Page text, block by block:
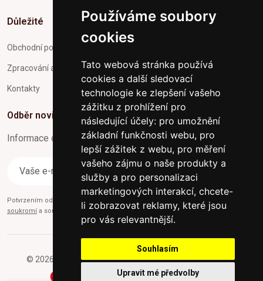
Používáme soubory
cookies
Tato webová stránka používá
cookies a další sledovací
technologie ke zlepšení vašeho
zážitku z prohlížení pro
následující účely: pro umožnění
základní funkčnosti webu, pro
lepší zážitek z webu, pro měření
vašeho zájmu o naše produkty a
služby a pro personalizaci
marketingových interakcí, chcete-
li zobrazovat reklamy, které jsou
pro vás relevantnější.
Souhlasím
Upravit mé předvolby
Důležité
Obchodní podmínky
Zpracování a ochrana osobních údajů
Kontakty
Odběr novinek
Informace o Novinkách a užitečné rady max. 1x za týden
Odebírat
Potvrzením odběru současně souhlasíte s našimi podmínkami o
soukromí a současně nám udělujete souhlas se zasíláním obchodních e-mailů.
© 2026 Furniture-nabytek.cz - Všechna práva vyhrazena.